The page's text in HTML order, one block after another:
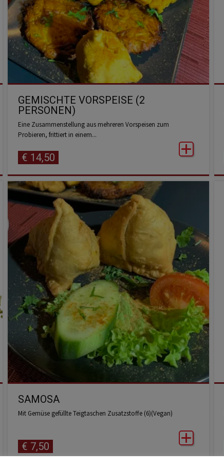
GEMISCHTE VORSPEISE (2
PERSONEN)
Eine Zusammenstellung aus mehreren Vorspeisen zum
Probieren, frittiert in einem...
€ 14,50
SAMOSA
Mit Gemüse gefüllte Teigtaschen Zusatzstoffe (6)(Vegan)
€ 7,50